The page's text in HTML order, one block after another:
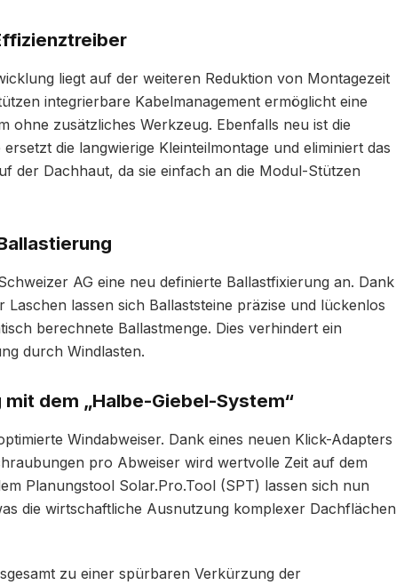
liegt auf der weiteren Reduktion von Montagezeit
integrierbare Kabelmanagement ermöglicht eine
ohne zusätzliches Werkzeug. Ebenfalls neu ist die
die langwierige Kleinteilmontage und eliminiert das
der Dachhaut, da sie einfach an die Modul-Stützen
AG eine neu definierte Ballastfixierung an. Dank
lassen sich Ballaststeine präzise und lückenlos
berechnete Ballastmenge. Dies verhindert ein
durch Windlasten.
dem „Halbe-Giebel-System“
Windabweiser. Dank eines neuen Klick-Adapters
pro Abweiser wird wertvolle Zeit auf dem
Planungstool Solar.Pro.Tool (SPT) lassen sich nun
die wirtschaftliche Ausnutzung komplexer Dachflächen
zu einer spürbaren Verkürzung der